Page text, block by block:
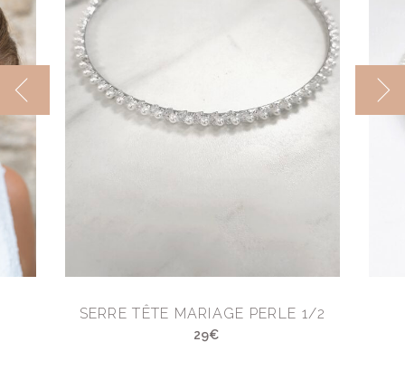
SERRE TÊTE MARIAGE PERLE 1/2
29€